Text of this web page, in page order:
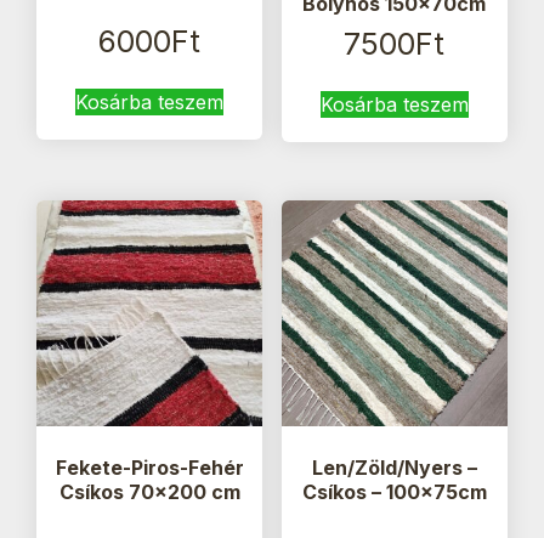
6000Ft
Kosárba teszem
7500Ft
Kosárba teszem
Fekete-Piros-Fehér
Csíkos 70×200 cm
Len/Zöld/Nyers –
Csíkos – 100x75cm